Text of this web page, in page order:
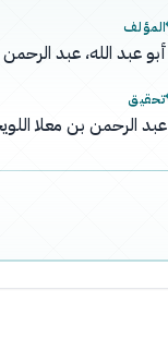
المؤلف
أبو عبد الله، عبد
تحقيق
عبد الرحمن بن معلا